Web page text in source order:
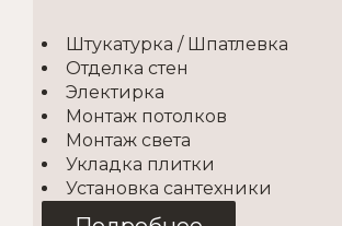
Штукатурка / Шпатлевка
Отделка стен
Электирка
Монтаж потолков
Монтаж света
Укладка плитки
Установка сантехники